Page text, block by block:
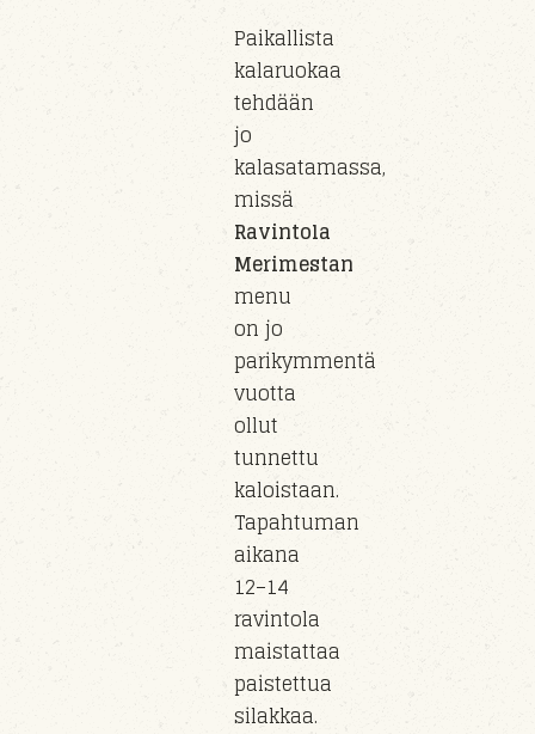
Paikallista
kalaruokaa
tehdään
jo
kalasatamassa,
missä
Ravintola
Merimestan
menu
on jo
parikymmentä
vuotta
ollut
tunnettu
kaloistaan.
Tapahtuman
aikana
12–14
ravintola
maistattaa
paistettua
silakkaa.